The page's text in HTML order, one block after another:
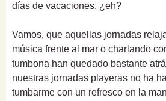
días de vacaciones, ¿eh?
Vamos, que aquellas jornadas
música frente al mar o charlando
tumbona han quedado bastante
nuestras jornadas playeras no ha
tumbarme con un refresco en la